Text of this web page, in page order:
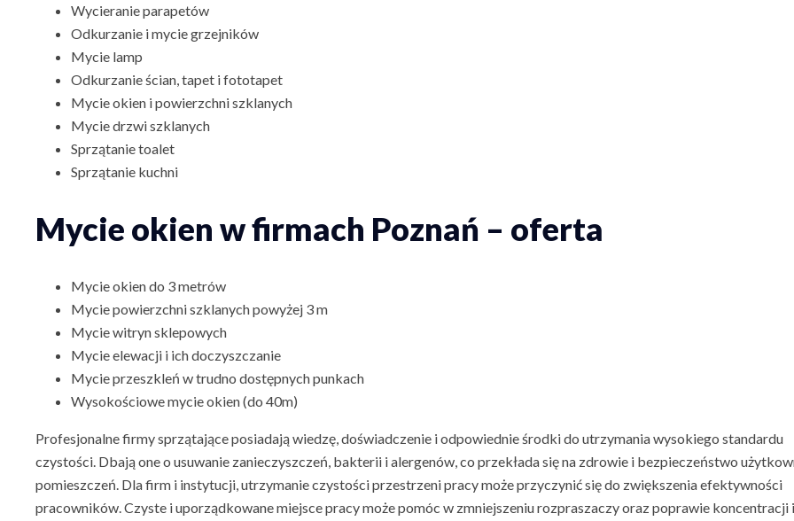
Wycieranie parapetów
Odkurzanie i mycie grzejników
Mycie lamp
Odkurzanie ścian, tapet i fototapet
Mycie okien i powierzchni szklanych
Mycie drzwi szklanych
Sprzątanie toalet
Sprzątanie kuchni
Mycie okien w firmach Poznań – oferta
Mycie okien do 3 metrów
Mycie powierzchni szklanych powyżej 3 m
Mycie witryn sklepowych
Mycie elewacji i ich doczyszczanie
Mycie przeszkleń w trudno dostępnych punkach
Wysokościowe mycie okien (do 40m)
Profesjonalne firmy sprzątające posiadają wiedzę, doświadczenie i odpowiednie środki do utrzymania wysokiego standardu
czystości. Dbają one o usuwanie zanieczyszczeń, bakterii i alergenów, co przekłada się na zdrowie i bezpieczeństwo
pomieszczeń. Dla firm i instytucji, utrzymanie czystości przestrzeni pracy może przyczynić się do zwiększenia efektywności
pracowników. Czyste i uporządkowane miejsce pracy może pomóc w zmniejszeniu rozpraszaczy oraz poprawie koncentracji i